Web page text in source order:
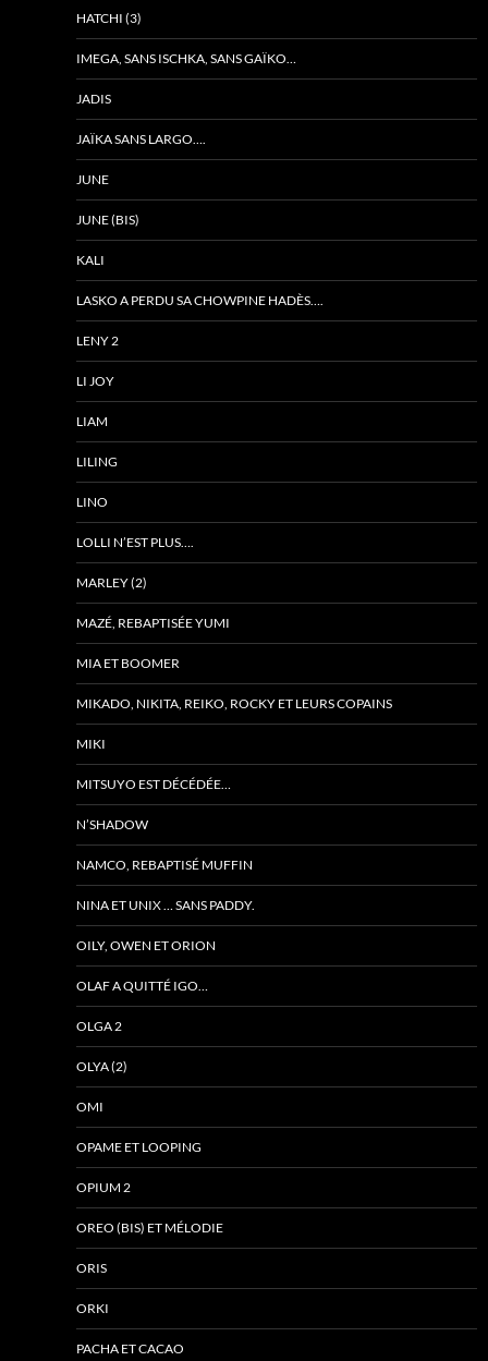
HATCHI (3)
IMEGA, SANS ISCHKA, SANS GAÏKO…
JADIS
JAÏKA SANS LARGO….
JUNE
JUNE (BIS)
KALI
LASKO A PERDU SA CHOWPINE HADÈS….
LENY 2
LI JOY
LIAM
LILING
LINO
LOLLI N’EST PLUS….
MARLEY (2)
MAZÉ, REBAPTISÉE YUMI
MIA ET BOOMER
MIKADO, NIKITA, REIKO, ROCKY ET LEURS COPAINS
MIKI
MITSUYO EST DÉCÉDÉE…
N’SHADOW
NAMCO, REBAPTISÉ MUFFIN
NINA ET UNIX … SANS PADDY.
OILY, OWEN ET ORION
OLAF A QUITTÉ IGO…
OLGA 2
OLYA (2)
OMI
OPAME ET LOOPING
OPIUM 2
OREO (BIS) ET MÉLODIE
ORIS
ORKI
PACHA ET CACAO